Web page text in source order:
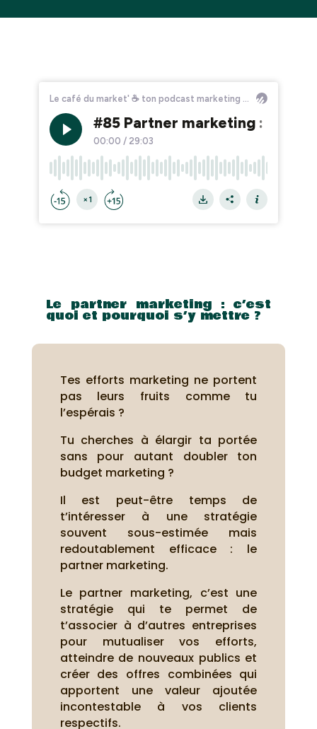
Le partner marketing : c’est
quoi et pourquoi s’y mettre ?
Tes efforts marketing ne portent
pas leurs fruits comme tu
l’espérais ?
Tu cherches à élargir ta portée
sans pour autant doubler ton
budget marketing ?
Il est peut-être temps de
t’intéresser à une stratégie
souvent sous-estimée mais
redoutablement efficace : le
partner marketing.
Le partner marketing, c’est une
stratégie qui te permet de
t’associer à d’autres entreprises
pour mutualiser vos efforts,
atteindre de nouveaux publics et
créer des offres combinées qui
apportent une valeur ajoutée
incontestable à vos clients
respectifs.